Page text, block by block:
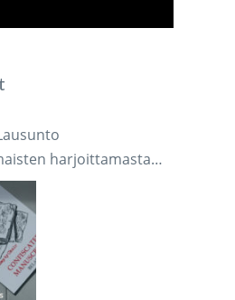
harjoittamasta
käsikirjoitusten
ja tuhoamisesta